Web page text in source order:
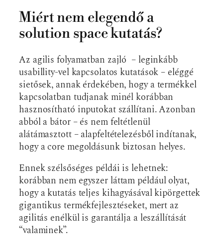
Miért nem elegendő a
solution space kutatás?
Az agilis folyamatban zajló – leginkább
usabillity-vel kapcsolatos kutatások – eléggé
sietősek, annak érdekében, hogy a termékkel
kapcsolatban tudjanak minél korábban
hasznosítható inputokat szállítani. Azonban
abból a bátor – és nem feltétlenül
alátámasztott – alapfeltételezésből indítanak,
hogy a core megoldásunk biztosan helyes.
Ennek szélsőséges példái is lehetnek:
korábban nem egyszer láttam például olyat,
hogy a kutatás teljes kihagyásával kipörgettek
gigantikus termékfejlesztéseket, mert az
agilitás enélkül is garantálja a leszállítását
“valaminek”.